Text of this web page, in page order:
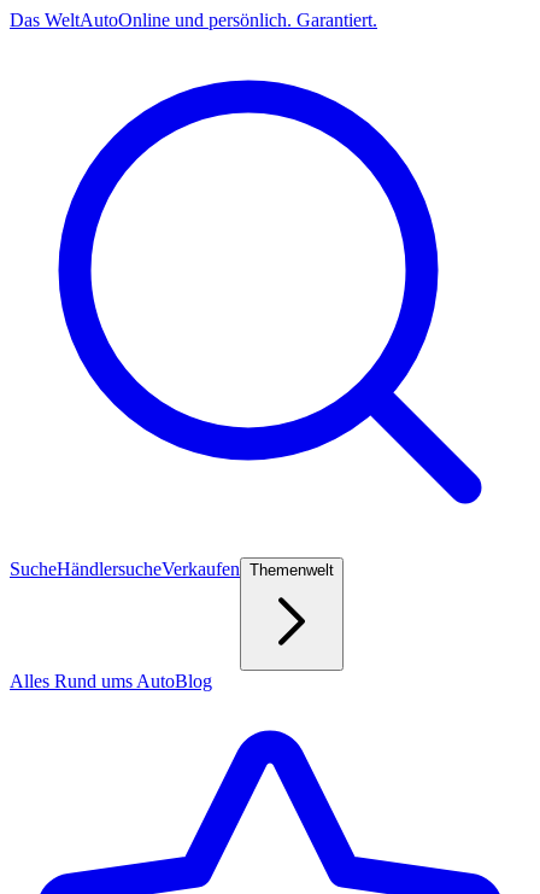
Das WeltAutoOnline und persönlich. Garantiert.
SucheHändlersucheVerkaufen Themenwelt
Alles Rund ums AutoBlog